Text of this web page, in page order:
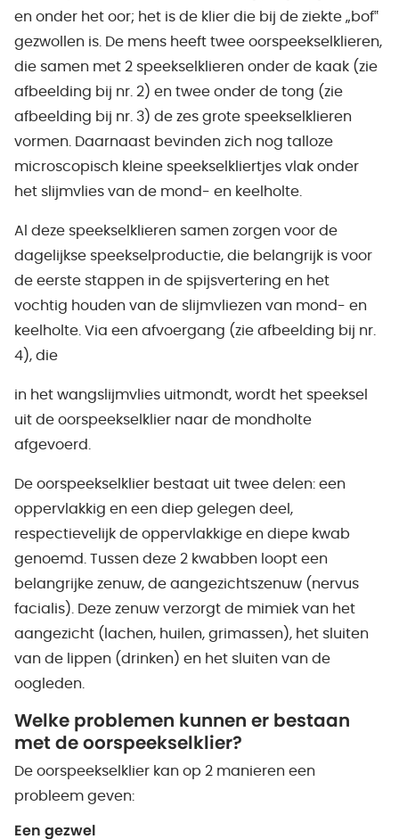
en onder het oor; het is de klier die bij de ziekte „bof‟
gezwollen is. De mens heeft twee oorspeekselklieren,
die samen met 2 speekselklieren onder de kaak (zie
afbeelding bij nr. 2) en twee onder de tong (zie
afbeelding bij nr. 3) de zes grote speekselklieren
vormen. Daarnaast bevinden zich nog talloze
microscopisch kleine speekselkliertjes vlak onder
het slijmvlies van de mond- en keelholte.
Al deze speekselklieren samen zorgen voor de
dagelijkse speekselproductie, die belangrijk is voor
de eerste stappen in de spijsvertering en het
vochtig houden van de slijmvliezen van mond- en
keelholte. Via een afvoergang (zie afbeelding bij nr.
4), die
in het wangslijmvlies uitmondt, wordt het speeksel
uit de oorspeekselklier naar de mondholte
afgevoerd.
De oorspeekselklier bestaat uit twee delen: een
oppervlakkig en een diep gelegen deel,
respectievelijk de oppervlakkige en diepe kwab
genoemd. Tussen deze 2 kwabben loopt een
belangrijke zenuw, de aangezichtszenuw (nervus
facialis). Deze zenuw verzorgt de mimiek van het
aangezicht (lachen, huilen, grimassen), het sluiten
van de lippen (drinken) en het sluiten van de
oogleden.
Welke problemen kunnen er bestaan
met de oorspeekselklier?
De oorspeekselklier kan op 2 manieren een
probleem geven:
Een gezwel